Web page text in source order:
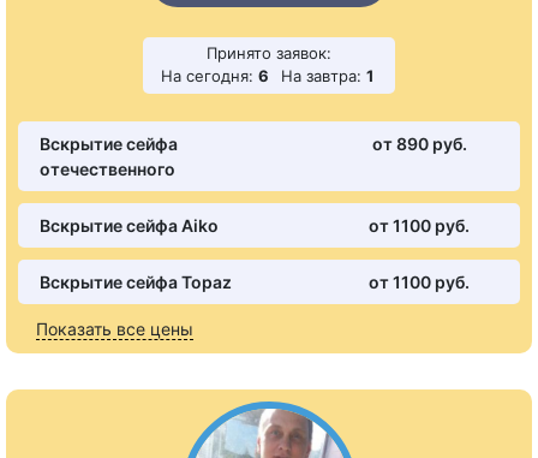
Принято заявок:
На сегодня: 6 На завтра: 1
Вскрытие сейфа
отечественного
от 890 pуб.
Вскрытие сейфа Aiko от 1100 pуб.
Вскрытие сейфа Topaz от 1100 pуб.
Показать все цены